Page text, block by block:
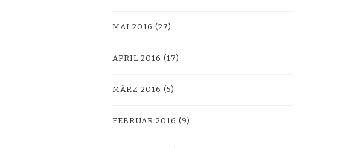
MAI 2016 (27)
APRIL 2016 (17)
MÄRZ 2016 (5)
FEBRUAR 2016 (9)